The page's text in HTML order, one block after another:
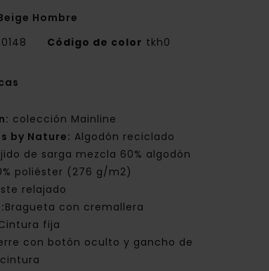
Hombre
Código de color tkh0
colección Mainline
by Nature: Algodón reciclado
de sarga mezcla 60% algodón
poliéster (276 g/m2)
relajado
Bragueta con cremallera
fija
con botón oculto y gancho de